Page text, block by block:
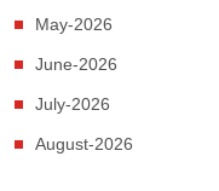
May-2026
June-2026
July-2026
August-2026